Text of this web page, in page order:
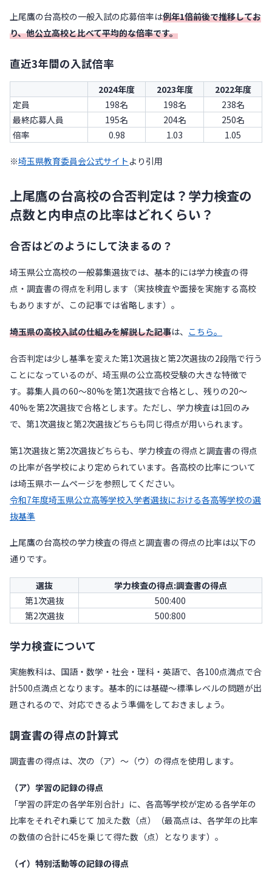
上尾鷹の台高校の一般入試の応募倍率は例年1倍前後で推移してお
り、他公立高校と比べて平均的な倍率です。
直近3年間の入試倍率
2024年度 2023年度
2022年度
定員
198名 198名
238名
最終応募人員
195名 204名
250名
倍率
0.98 1.03 1.05
※埼玉県教育委員会公式サイト より引用
上尾鷹の台高校の合否判定は？学力検査の
点数と内申点の比率はどれくらい？
合否はどのようにして決まるの？
埼玉県公立高校の一般募集選抜では、基本的には学力検査の得
点・調査書の得点を利用します（実技検査や面接を実施する高校
もありますが、この記事では省略します）。
埼玉県の高校入試の仕組みを解説した記事は、 こちら。
合否判定は少し基準を変えた第1次選抜と第2次選抜の2段階で行う
ことになっているのが、埼玉県の公立高校受験の大きな特徴で
す。募集人員の60〜80%を第1次選抜で合格とし、残りの20〜
40%を第2次選抜で合格とします。ただし、学力検査は1回のみ
で、第1次選抜と第2次選抜どちらも同じ得点が用いられます。
第1次選抜と第2次選抜どちらも、学力検査の得点と調査書の得点
の比率が各学校により定められています。各高校の比率について
は埼玉県ホームページを参照してください。
令和7年度埼玉県公立高等学校入学者選抜における各高等学校の選
抜基準
上尾鷹の台高校の学力検査の得点と調査書の得点の比率は以下の
通りです。
選抜
学力検査の得点:調査書の得点
第1次選抜
500:400
第2次選抜
500:800
学力検査について
実施教科は、国語・数学・社会・理科・英語で、各100点満点で合
計500点満点となります。基本的には基礎～標準レベルの問題が出
題されるので、対応できるよう準備をしておきましょう。
調査書の得点の計算式
調査書の得点は、次の（ア）～（ウ）の得点を使用します。
（ア）学習の記録の得点
「学習の評定の各学年別合計」に、各高等学校が定める各学年の
比率をそれぞれ乗じて 加えた数（点）（最高点は、各学年の比率
の数値の合計に45を乗じて得た数（点）となります）。
（イ）特別活動等の記録の得点